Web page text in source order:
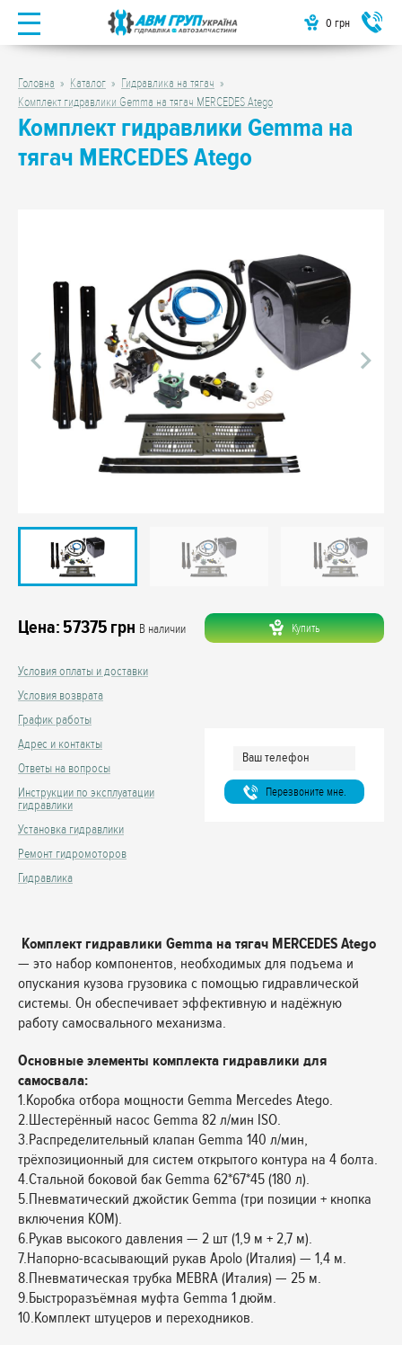
0 грн
Головна Каталог
Гидравлика на тягач
Комплект гидравлики Gemma на тягач MERCEDES Atego
Комплект гидравлики Gemma на
тягач MERCEDES Atego
Цена: 57375 грн В наличии Купить
Условия оплаты и доставки
Условия возврата
График работы
Адрес и контакты
Ответы на вопросы
Инструкции по эксплуатации
гидравлики
Установка гидравлики
Ремонт гидромоторов
Гидравлика
Перезвоните мне.
Комплект гидравлики Gemma на тягач MERCEDES Atego
— это набор компонентов, необходимых для подъема и
опускания кузова грузовика с помощью гидравлической
системы. Он обеспечивает эффективную и надёжную
работу самосвального механизма.
Основные элементы комплекта гидравлики для
самосвала:
1.Коробка отбора мощности Gemma Mercedes Atego.
2.Шестерённый насос Gemma 82 л/мин ISO.
3.Распределительный клапан Gemma 140 л/мин,
трёхпозиционный для систем открытого контура на 4 болта.
4.Стальной боковой бак Gemma 62*67*45 (180 л).
5.Пневматический джойстик Gemma (три позиции + кнопка
включения КОМ).
6.Рукав высокого давления — 2 шт (1,9 м + 2,7 м).
7.Напорно-всасывающий рукав Apolo (Италия) — 1,4 м.
8.Пневматическая трубка MEBRA (Италия) — 25 м.
9.Быстроразъёмная муфта Gemma 1 дюйм.
10.Комплект штуцеров и переходников.